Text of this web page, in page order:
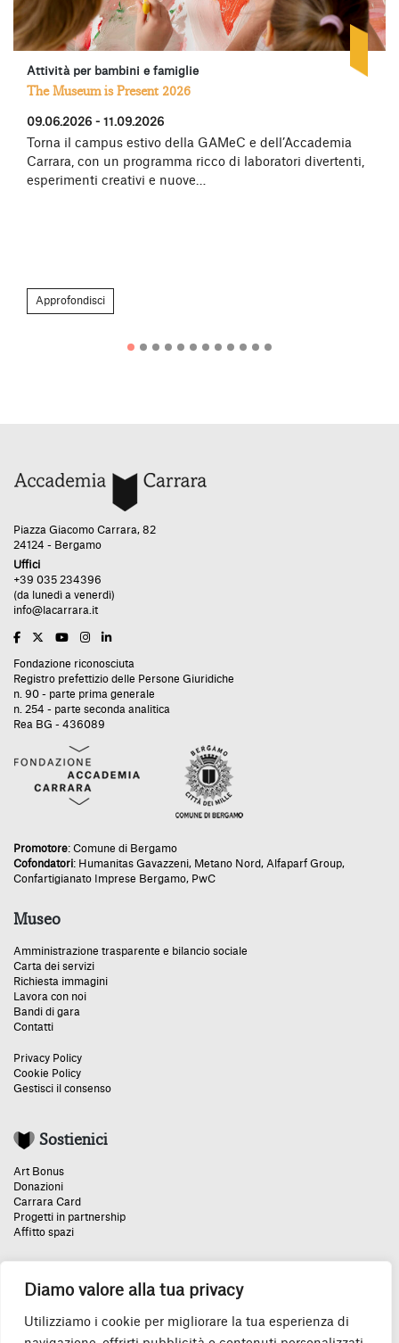
Diamo valore alla tua privacy
Utilizziamo i cookie per migliorare la tua esperienza di
Attività per bambini e famiglie
The Museum is Present 2026
09.06.2026 - 11.09.2026
Torna il campus estivo della GAMeC e dell’Accademia
Carrara, con un programma ricco di laboratori divertenti,
esperimenti creativi e nuove…
Approfondisci
Piazza Giacomo Carrara, 82
24124 - Bergamo
Uffici
+39 035 234396
(da lunedì a venerdì)
info@lacarrara.it
Fondazione riconosciuta
Registro prefettizio delle Persone Giuridiche
n. 90 - parte prima generale
n. 254 - parte seconda analitica
Rea BG - 436089
Promotore: Comune di Bergamo
Cofondatori: Humanitas Gavazzeni, Metano Nord, Alfaparf Group,
Confartigianato Imprese Bergamo, PwC
Museo
Amministrazione trasparente e bilancio sociale
Carta dei servizi
Richiesta immagini
Lavora con noi
Bandi di gara
Contatti
Privacy Policy
Cookie Policy
Gestisci il consenso
Sostienici
Art Bonus
Donazioni
Carrara Card
Progetti in partnership
Affitto spazi
Un grazie speciale: